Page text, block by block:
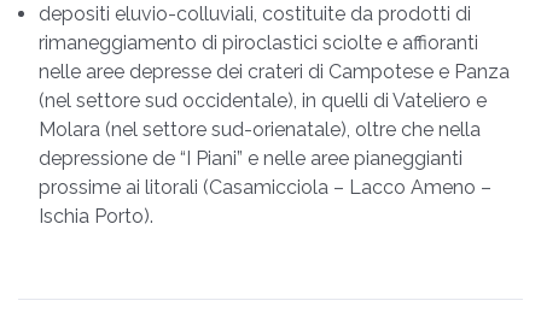
depositi eluvio-colluviali, costituite da prodotti di
rimaneggiamento di piroclastici sciolte e affioranti
nelle aree depresse dei crateri di Campotese e Panza
(nel settore sud occidentale), in quelli di Vateliero e
Molara (nel settore sud-orienatale), oltre che nella
depressione de “I Piani” e nelle aree pianeggianti
prossime ai litorali (Casamicciola – Lacco Ameno –
Ischia Porto).